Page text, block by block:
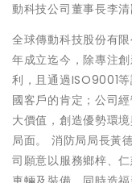
動科技公司董事長李
全球傳動科技股份有
年成立迄今，除專注
利，且通過ISO9001
國客戶的肯定；公司
大價值，創造優勢環
局面。 消防局局長黃
司願意以服務鄉梓、